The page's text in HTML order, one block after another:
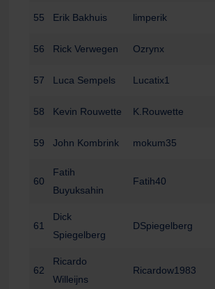
55 Erik Bakhuis limperik
56 Rick Verwegen Ozrynx
57 Luca Sempels Lucatix1
58 Kevin Rouwette K.Rouwette
59 John Kombrink mokum35
60
Fatih
Buyuksahin
Fatih40
61
Dick
Spiegelberg
DSpiegelberg
62
Ricardo
Willeijns
Ricardow1983